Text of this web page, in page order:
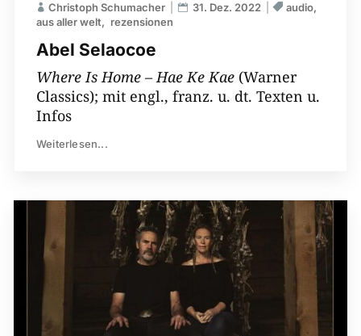
Abel Selaocoe
Christoph Schumacher 31. Dez. 2022
audio
aus aller welt
rezensionen
Where Is Home – Hae Ke Kae(Warner
Classics); mit engl., franz. u. dt. Texten u.
Infos
Weiterlesen...